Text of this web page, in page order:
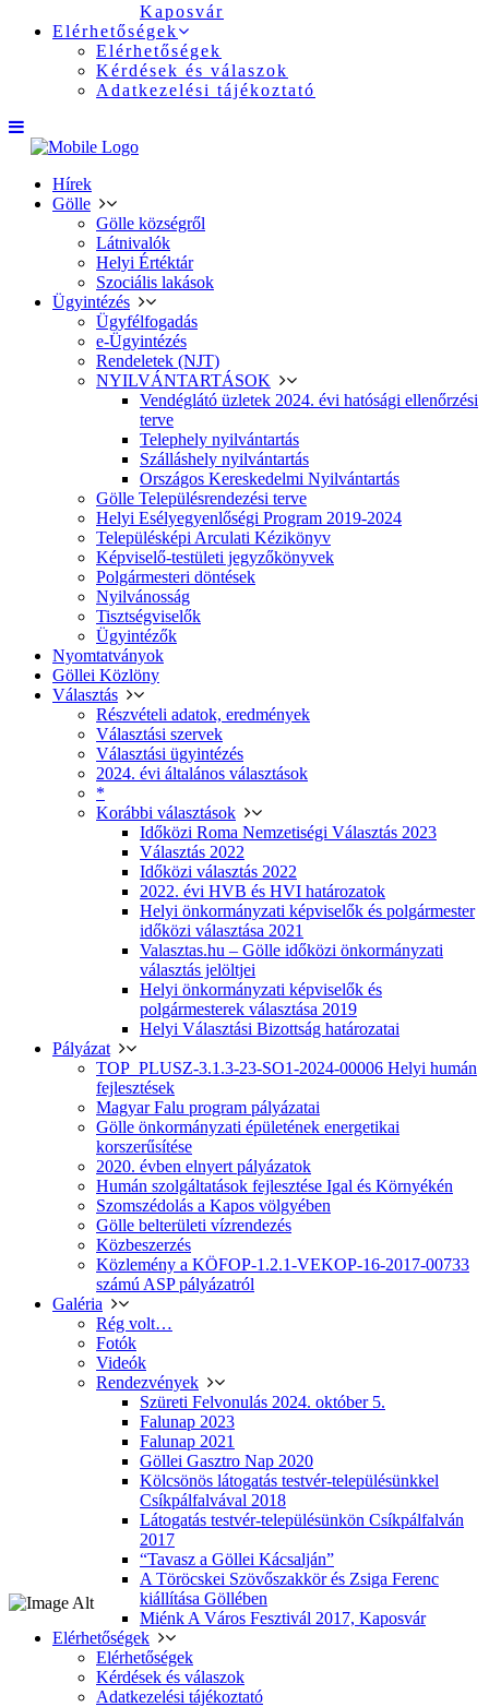
Kaposvár
Elérhetőségek
Elérhetőségek
Kérdések és válaszok
Adatkezelési tájékoztató
Hírek
Gölle
Gölle községről
Látnivalók
Helyi Értéktár
Szociális lakások
Ügyintézés
Ügyfélfogadás
e-Ügyintézés
Rendeletek (NJT)
NYILVÁNTARTÁSOK
Vendéglátó üzletek 2024. évi hatósági ellenőrzési
terve
Telephely nyilvántartás
Szálláshely nyilvántartás
Országos Kereskedelmi Nyilvántartás
Gölle Településrendezési terve
Helyi Esélyegyenlőségi Program 2019-2024
Településképi Arculati Kézikönyv
Képviselő-testületi jegyzőkönyvek
Polgármesteri döntések
Nyilvánosság
Tisztségviselők
Ügyintézők
Nyomtatványok
Göllei Közlöny
Választás
Részvételi adatok, eredmények
Választási szervek
Választási ügyintézés
2024. évi általános választások
*
Korábbi választások
Időközi Roma Nemzetiségi Választás 2023
Választás 2022
Időközi választás 2022
2022. évi HVB és HVI határozatok
Helyi önkormányzati képviselők és polgármester
időközi választása 2021
Valasztas.hu – Gölle időközi önkormányzati
választás jelöltjei
Helyi önkormányzati képviselők és
polgármesterek választása 2019
Helyi Választási Bizottság határozatai
Pályázat
TOP_PLUSZ-3.1.3-23-SO1-2024-00006 Helyi humán
fejlesztések
Magyar Falu program pályázatai
Gölle önkormányzati épületének energetikai
korszerűsítése
2020. évben elnyert pályázatok
Humán szolgáltatások fejlesztése Igal és Környékén
Szomszédolás a Kapos völgyében
Gölle belterületi vízrendezés
Közbeszerzés
Közlemény a KÖFOP-1.2.1-VEKOP-16-2017-00733
számú ASP pályázatról
Galéria
Rég volt…
Fotók
Videók
Rendezvények
Szüreti Felvonulás 2024. október 5.
Falunap 2023
Falunap 2021
Göllei Gasztro Nap 2020
Kölcsönös látogatás testvér-településünkkel
Csíkpálfalvával 2018
Látogatás testvér-településünkön Csíkpálfalván
2017
“Tavasz a Göllei Kácsalján”
A Töröcskei Szövőszakkör és Zsiga Ferenc
kiállítása Göllében
Miénk A Város Fesztivál 2017, Kaposvár
Elérhetőségek
Elérhetőségek
Kérdések és válaszok
Adatkezelési tájékoztató